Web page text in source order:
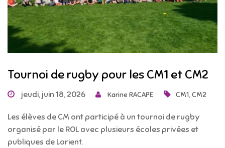
Tournoi de rugby pour les CM1 et CM2
jeudi, juin 18, 2026 Karine RACAPE CM1,CM2
Les élèves de CM ont participé à un tournoi de rugby
organisé par le ROL avec plusieurs écoles privées et
publiques de Lorient.